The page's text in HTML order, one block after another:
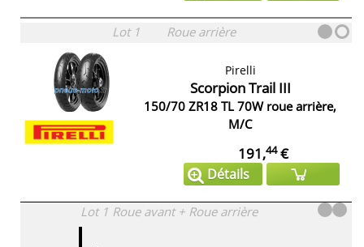
Lot 1 Roue arrière
Pirelli
Scorpion Trail III
150/70 ZR18 TL 70W roue arrière,
M/C
191,44€
Détails
Lot 1 Roue avant + Roue arrière